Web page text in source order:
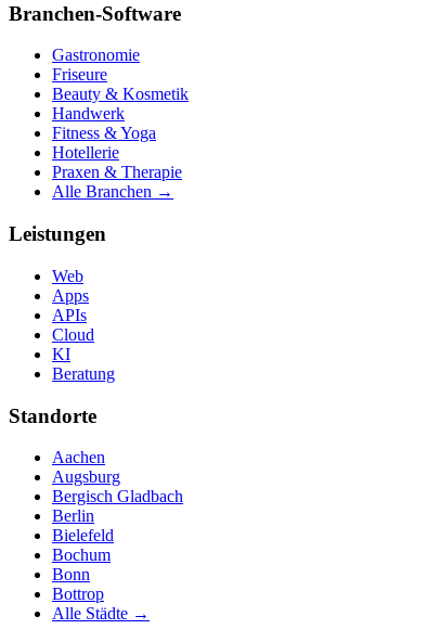
Branchen-Software
Gastronomie
Friseure
Beauty & Kosmetik
Handwerk
Fitness & Yoga
Hotellerie
Praxen & Therapie
Alle Branchen →
Leistungen
Web
Apps
APIs
Cloud
KI
Beratung
Standorte
Aachen
Augsburg
Bergisch Gladbach
Berlin
Bielefeld
Bochum
Bonn
Bottrop
Alle Städte →